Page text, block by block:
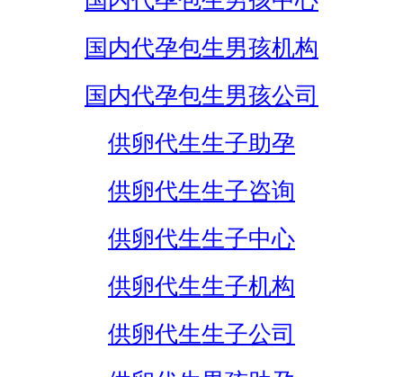
国内代孕包生男孩机构
国内代孕包生男孩公司
供卵代生生子助孕
供卵代生生子咨询
供卵代生生子中心
供卵代生生子机构
供卵代生生子公司